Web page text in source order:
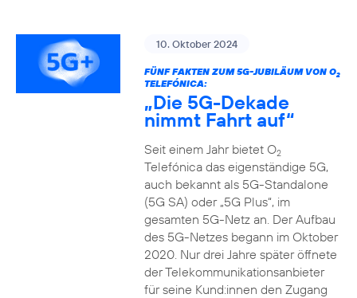
10. Oktober 2024
FÜNF FAKTEN ZUM 5G-JUBILÄUM VON O2
TELEFÓNICA:
„Die 5G-Dekade
nimmt Fahrt auf“
Seit einem Jahr bietet O2
Telefónica das eigenständige 5G,
auch bekannt als 5G-Standalone
(5G SA) oder „5G Plus“, im
gesamten 5G-Netz an. Der Aufbau
des 5G-Netzes begann im Oktober
2020. Nur drei Jahre später öffnete
der Telekommunikationsanbieter
für seine Kund:innen den Zugang